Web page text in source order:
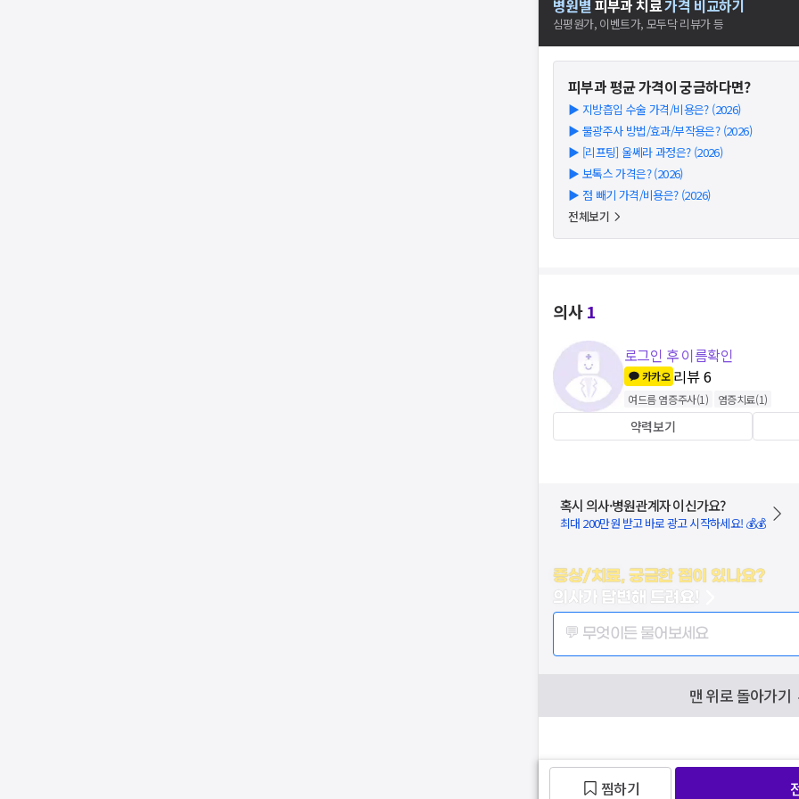
병원별 피부과치료가격 비교하기
심평원가, 이벤트가, 모두닥 리뷰가 등
피부과평균 가격이 궁금하다면?
▶ 지방흡입 수술 가격/비용은? (2026)
▶ 물광주사 방법/효과/부작용은? (2026)
▶ [리프팅] 울쎄라 과정은? (2026)
▶ 보톡스 가격은? (2026)
▶ 점 빼기 가격/비용은? (2026)
전체보기
의사1
로그인 후 이름확인
카카오 리뷰6
여드름 염증주사(1) 염증치료(1)
약력보기
혹시 의사·병원관계자 이신가요?
최대 200만원 받고 바로 광고 시작하세요! 💰💰
증상/치료, 궁금한 점이 있나요?
의사가 답변해 드려요!
💬 무엇이든 물어보세요
맨 위로 돌아가기
찜하기